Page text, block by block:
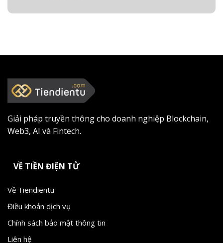
Giải pháp truyền thông cho doanh nghiệp Blockchain,
Web3, AI và Fintech.
VỀ TIỀN ĐIỆN TỬ
Về Tiendientu
Điều khoản dịch vụ
Chính sách bảo mật thông tin
Liên hệ